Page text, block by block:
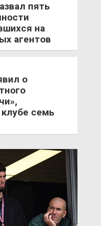
пять
на
агентов
о
семь